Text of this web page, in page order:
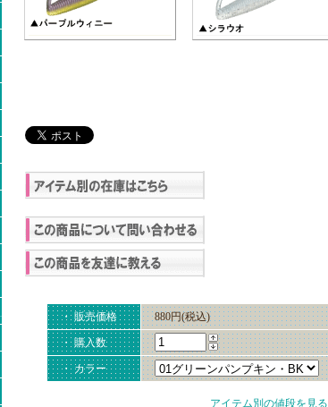
・ 販売価格 880円(税込)
・ 購入数
・ カラー
アイテム別の値段を見る